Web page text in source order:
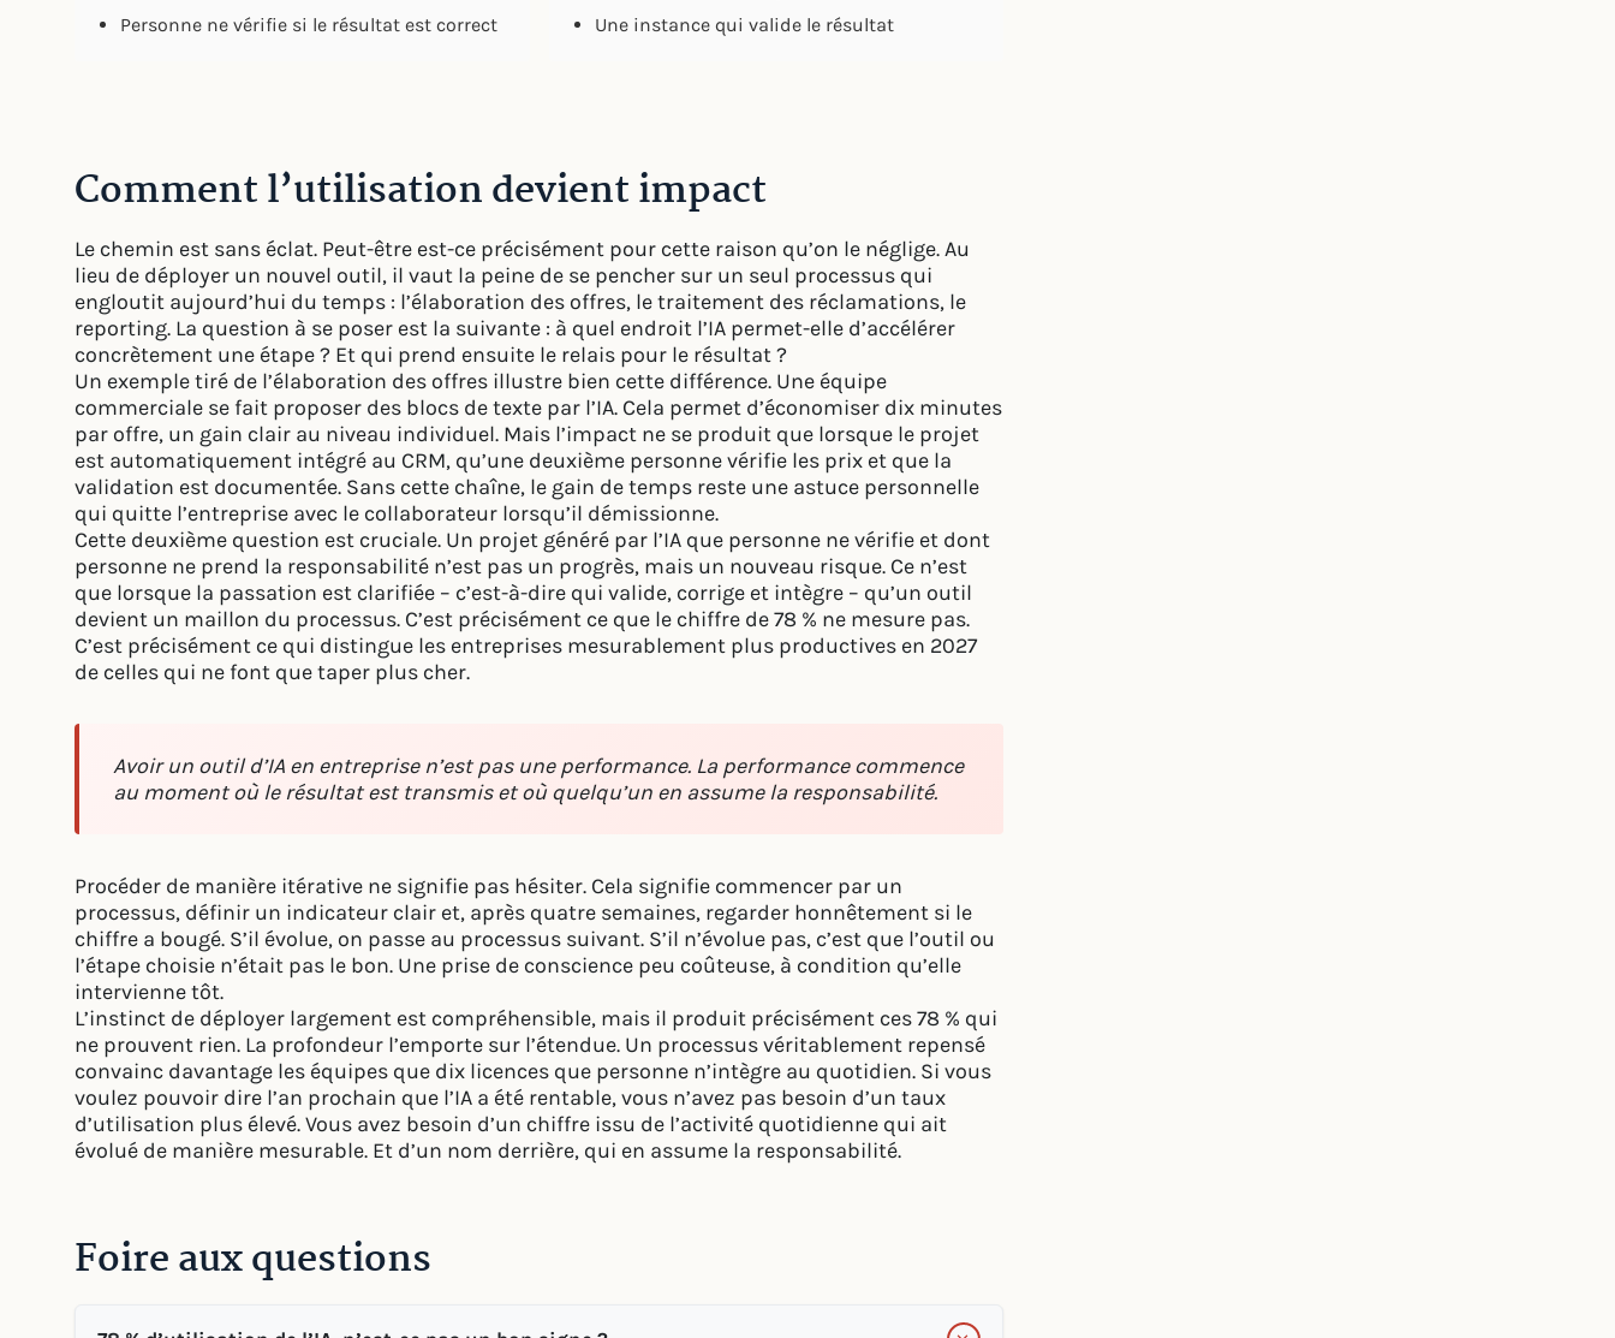
Personne ne vérifie si le résultat est correct
Une instance qui valide le résultat
Comment l’utilisation devient impact
Le chemin est sans éclat. Peut-être est-ce précisément pour cette raison qu’on le néglige. Au
lieu de déployer un nouvel outil, il vaut la peine de se pencher sur un seul processus qui
engloutit aujourd’hui du temps : l’élaboration des offres, le traitement des réclamations, le
reporting. La question à se poser est la suivante : à quel endroit l’IA permet-elle d’accélérer
concrètement une étape ? Et qui prend ensuite le relais pour le résultat ?
Un exemple tiré de l’élaboration des offres illustre bien cette différence. Une équipe
commerciale se fait proposer des blocs de texte par l’IA. Cela permet d’économiser dix minutes
par offre, un gain clair au niveau individuel. Mais l’impact ne se produit que lorsque le projet
est automatiquement intégré au CRM, qu’une deuxième personne vérifie les prix et que la
validation est documentée. Sans cette chaîne, le gain de temps reste une astuce personnelle
qui quitte l’entreprise avec le collaborateur lorsqu’il démissionne.
Cette deuxième question est cruciale. Un projet généré par l’IA que personne ne vérifie et dont
personne ne prend la responsabilité n’est pas un progrès, mais un nouveau risque. Ce n’est
que lorsque la passation est clarifiée – c’est-à-dire qui valide, corrige et intègre – qu’un outil
devient un maillon du processus. C’est précisément ce que le chiffre de 78 % ne mesure pas.
C’est précisément ce qui distingue les entreprises mesurablement plus productives en 2027
de celles qui ne font que taper plus cher.
Avoir un outil d’IA en entreprise n’est pas une performance. La performance commence
au moment où le résultat est transmis et où quelqu’un en assume la responsabilité.
Procéder de manière itérative ne signifie pas hésiter. Cela signifie commencer par un
processus, définir un indicateur clair et, après quatre semaines, regarder honnêtement si le
chiffre a bougé. S’il évolue, on passe au processus suivant. S’il n’évolue pas, c’est que l’outil ou
l’étape choisie n’était pas le bon. Une prise de conscience peu coûteuse, à condition qu’elle
intervienne tôt.
L’instinct de déployer largement est compréhensible, mais il produit précisément ces 78 % qui
ne prouvent rien. La profondeur l’emporte sur l’étendue. Un processus véritablement repensé
convainc davantage les équipes que dix licences que personne n’intègre au quotidien. Si vous
voulez pouvoir dire l’an prochain que l’IA a été rentable, vous n’avez pas besoin d’un taux
d’utilisation plus élevé. Vous avez besoin d’un chiffre issu de l’activité quotidienne qui ait
évolué de manière mesurable. Et d’un nom derrière, qui en assume la responsabilité.
Foire aux questions